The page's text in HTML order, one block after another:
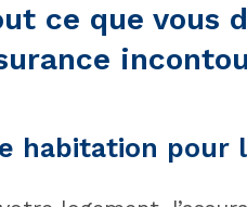
ce que vous
habitation pour